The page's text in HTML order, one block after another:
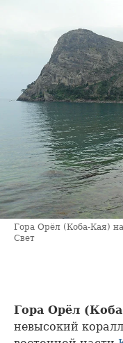
Гора Орёл (Коба-Кая)
Свет
Гора Орёл
невысокий